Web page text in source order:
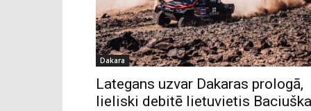
Dakara
Lategans uzvar Dakaras prologā,
lieliski debitē lietuvietis Baciuška